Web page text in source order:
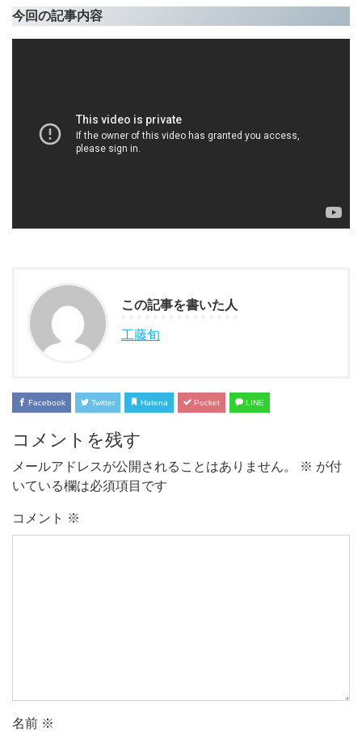
今回の記事内容
この記事を書いた人
工藤旬
Facebook Twitter Hatena Pocket LINE
コメントを残す
メールアドレスが公開されることはありません。 ※ が付
いている欄は必須項目です
コメント ※
名前 ※